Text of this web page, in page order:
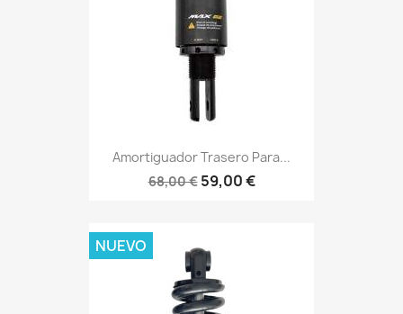
Amortiguador Trasero Para...
68,00 € 59,00 €
NUEVO